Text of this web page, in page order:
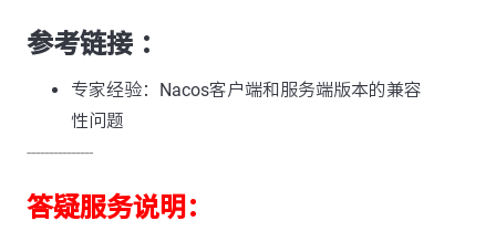
参考链接 ：
专家经验：Nacos客户端和服务端版本的兼容
性问题
---------------
答疑服务说明：